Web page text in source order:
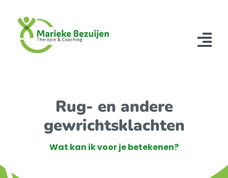
inhoud
Over mij
Rug- en andere
gewrichtsklachten
Wat kan ik voor je betekenen?